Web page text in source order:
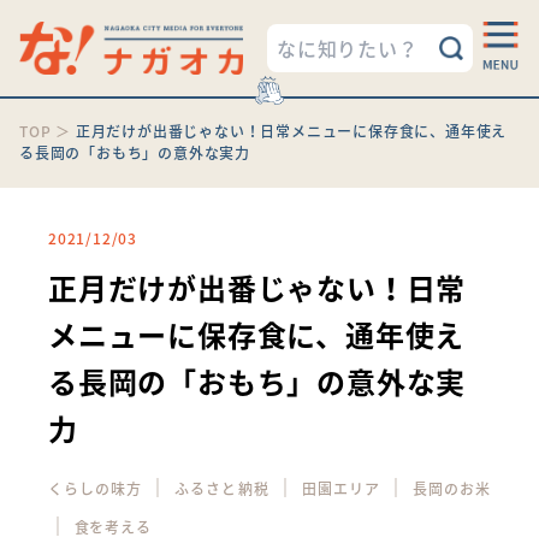
TOP ＞ 正月だけが出番じゃない！日常メニューに保存食に、通年使え
る長岡の「おもち」の意外な実力
2021/12/03
正月だけが出番じゃない！日常
メニューに保存食に、通年使え
る長岡の「おもち」の意外な実
力
くらしの味方 ｜ふるさと納税 ｜ 田園エリア ｜長岡のお米
｜ 食を考える